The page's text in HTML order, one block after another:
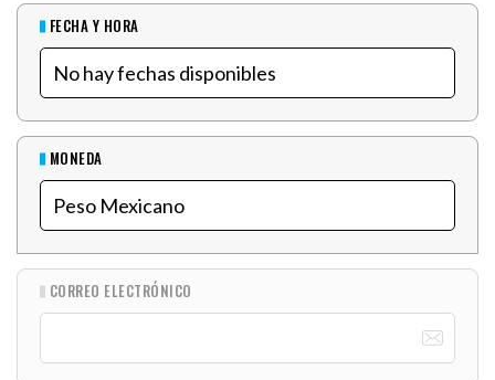
FECHA Y HORA
MONEDA
CORREO ELECTRÓNICO